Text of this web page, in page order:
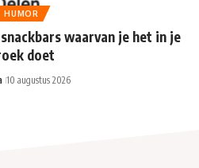
HUMOR
waarvan je het in je
doet
10 augustus 2026